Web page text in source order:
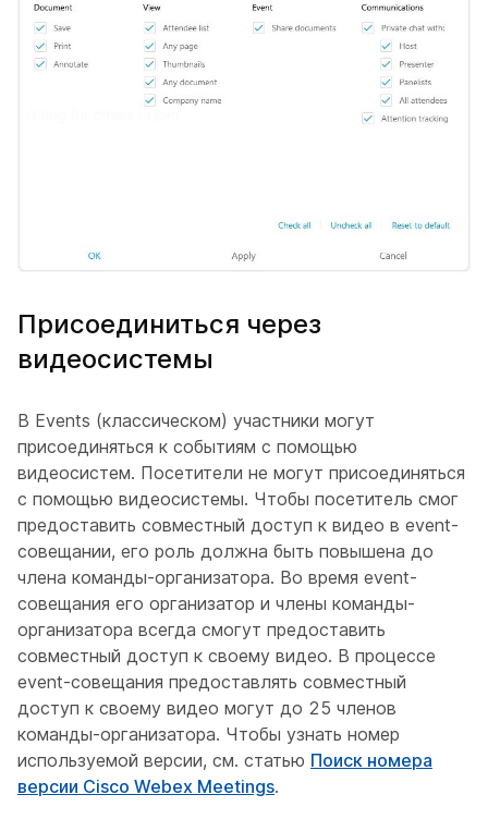
Присоединиться через
видеосистемы
В Events (классическом) участники могут
присоединяться к событиям с помощью
видеосистем. Посетители не могут присоединяться
с помощью видеосистемы. Чтобы посетитель смог
предоставить совместный доступ к видео в event-
совещании, его роль должна быть повышена до
члена команды-организатора. Во время event-
совещания его организатор и члены команды-
организатора всегда смогут предоставить
совместный доступ к своему видео. В процессе
event-совещания предоставлять совместный
доступ к своему видео могут до 25 членов
команды-организатора. Чтобы узнать номер
используемой версии, см. статью Поиск номера
версии Cisco Webex Meetings.